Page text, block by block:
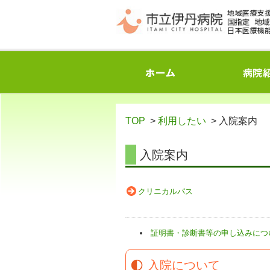
TOP > 利用したい > 入院案内
入院案内
クリニカルパス
証明書・診断書等の申し込みにつ
入院について